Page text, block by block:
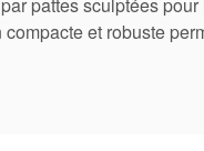
et robuste